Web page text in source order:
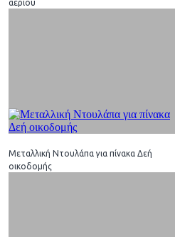
αερίου
Μεταλλική Ντουλάπα για πίνακα Δεή
οικοδομής